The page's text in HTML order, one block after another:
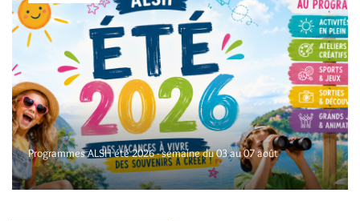
Programmes ALSH été 2026 - semaine du 03 au 07 août